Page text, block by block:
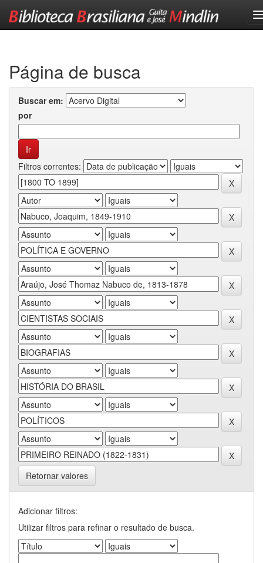
Página de busca
Buscar em:
por
Filtros correntes:
Retornar valores
Adicionar filtros:
Utilizar filtros para refinar o resultado de busca.